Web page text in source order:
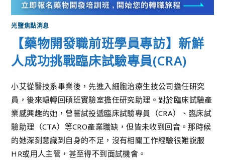
光鹽焦點消息
【藥物開發職前班學員專訪】新鮮
人成功挑戰臨床試驗專員(CRA)
小艾從醫技系畢業後，先進入細胞治療生技公司擔任研究
員，後來輾轉回碩班實驗室擔任研究助理。對於臨床試驗產
業感興趣的她，曾嘗試投遞臨床試驗專員（CRA）、臨床試
驗助理（CTA）等CRO產業職缺，但皆未收到回音。那時候
的她深刻意識到自身的不足，沒有相關工作經驗很難說服
HR或用人主管，甚至得不到面試機會。